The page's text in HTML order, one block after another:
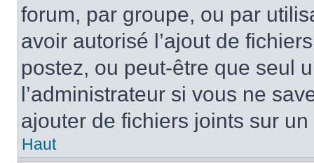
forum, par groupe, ou par
avoir autorisé l’ajout de
postez, ou peut-être que seul
l’administrateur si vous ne
ajouter de fichiers joints sur un
Haut